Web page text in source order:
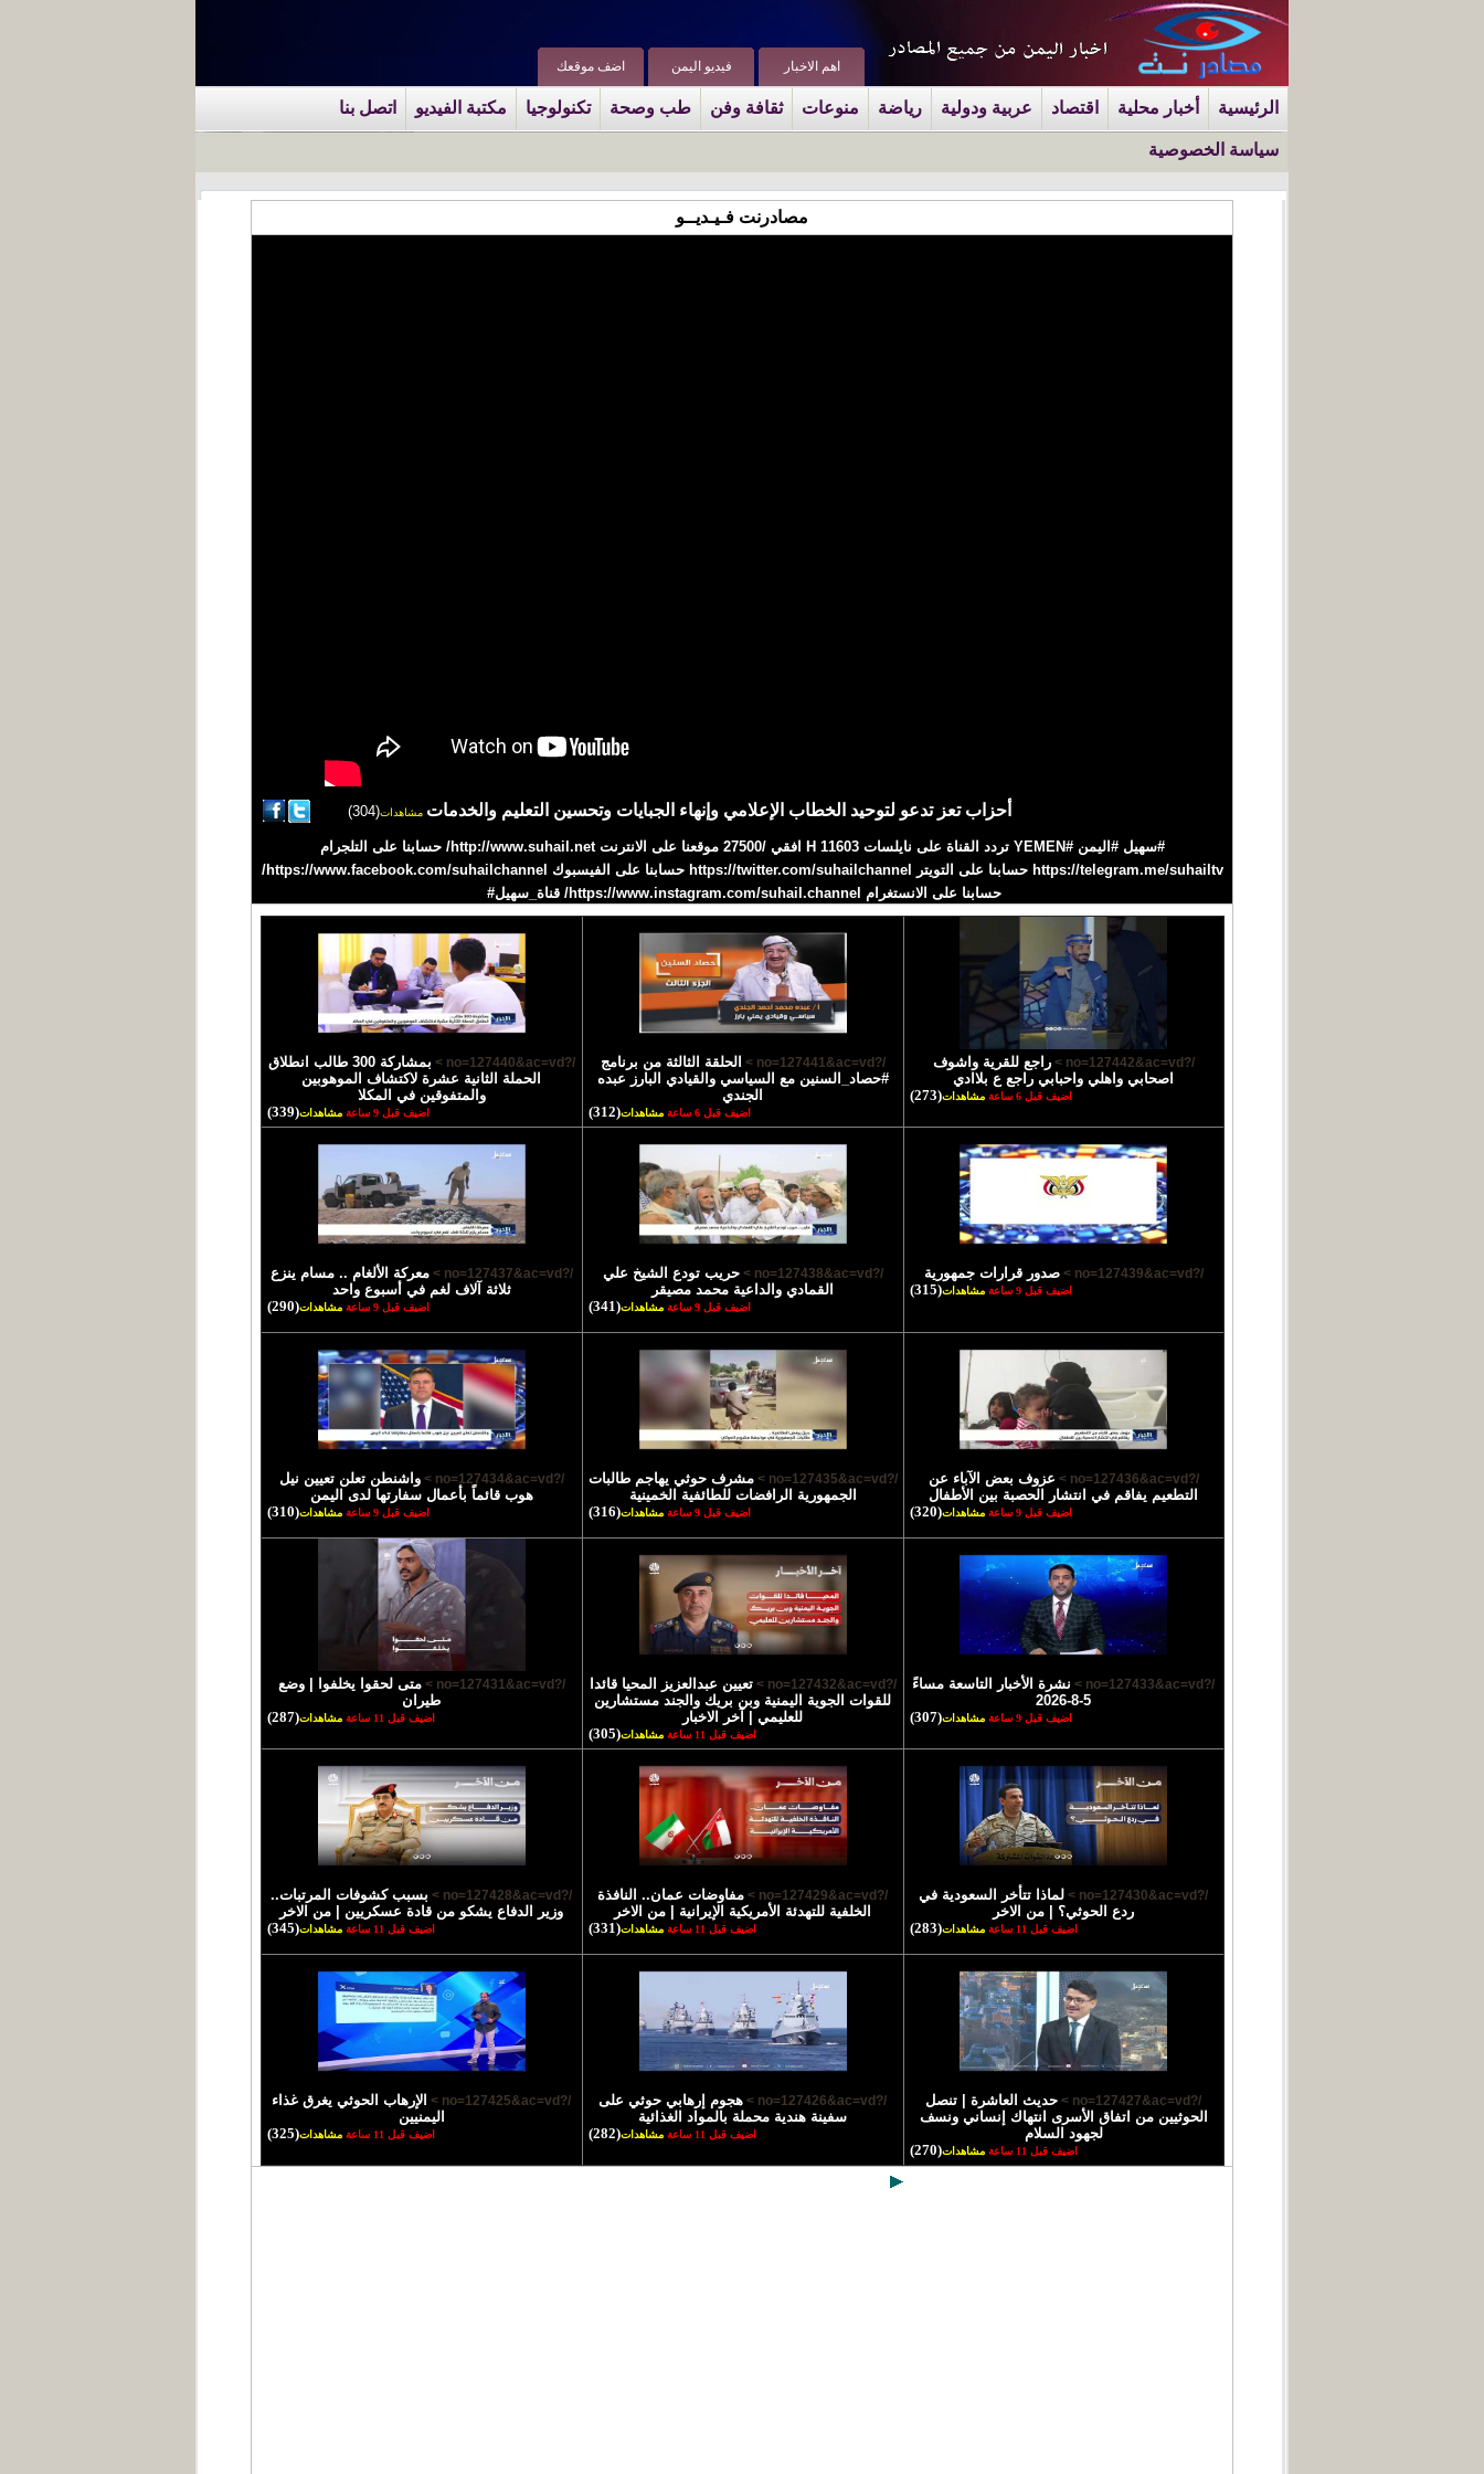
اضف موقعك فيديو اليمن اهم الاخبار
الرئيسية أخبار محلية اقتصاد عربية ودولية رياضة منوعات ثقافة وفن طب وصحة تكنولوجيا مكتبة الفيديو اتصل بنا
سياسة الخصوصية
مصادرنت فـيـديــو
أحزاب تعز تدعو لتوحيد الخطاب الإعلامي وإنهاء الجبايات وتحسين التعليم والخدمات مشاهدات(304)
#سهيل #اليمن #YEMEN تردد القناة على نايلسات 11603 H افقي /27500 موقعنا على الانترنت http://www.suhail.net/ حسابنا على التلجرام
https://telegram.me/suhailtv حسابنا على التويتر https://twitter.com/suhailchannel حسابنا على الفيسبوك https://www.facebook.com/suhailchannel/
حسابنا على الانستغرام https://www.instagram.com/suhail.channel/ قناة_سهيل# ‪
/?no=127442&ac=vd >
راجع للقرية واشوف
اصحابي واهلي واحبابي راجع ع بلاادي
اضيف قبل 6 ساعة مشاهدات(273)
/?no=127441&ac=vd >
الحلقة الثالثة من برنامج
#حصاد_السنين مع السياسي والقيادي البارز عبده
الجندي
اضيف قبل 6 ساعة مشاهدات(312)
/?no=127440&ac=vd >
بمشاركة 300 طالب انطلاق
الحملة الثانية عشرة لاكتشاف الموهوبين
والمتفوقين في المكلا
اضيف قبل 9 ساعة مشاهدات(339)
/?no=127439&ac=vd > صدور قرارات جمهورية
اضيف قبل 9 ساعة مشاهدات(315)
/?no=127438&ac=vd >
حريب تودع الشيخ علي
القمادي والداعية محمد مصيقر
اضيف قبل 9 ساعة مشاهدات(341)
/?no=127437&ac=vd >
معركة الألغام .. مسام ينزع
ثلاثة آلاف لغم في أسبوع واحد
اضيف قبل 9 ساعة مشاهدات(290)
/?no=127436&ac=vd >
عزوف بعض الآباء عن
التطعيم يفاقم في انتشار الحصبة بين الأطفال
اضيف قبل 9 ساعة مشاهدات(320)
/?no=127435&ac=vd >
مشرف حوثي يهاجم طالبات
الجمهورية الرافضات للطائفية الخمينية
اضيف قبل 9 ساعة مشاهدات(316)
/?no=127434&ac=vd >
واشنطن تعلن تعيين نيل
هوب قائماً بأعمال سفارتها لدى اليمن
اضيف قبل 9 ساعة مشاهدات(310)
/?no=127433&ac=vd >
نشرة الأخبار التاسعة مساءً
5-8-2026
اضيف قبل 9 ساعة مشاهدات(307)
/?no=127432&ac=vd >
تعيين عبدالعزيز المحيا قائدا
للقوات الجوية اليمنية وبن بريك والجند مستشارين
للعليمي | آخر الاخبار
اضيف قبل 11 ساعة مشاهدات(305)
/?no=127431&ac=vd >
متى لحقوا يخلفوا | وضع
طيران
اضيف قبل 11 ساعة مشاهدات(287)
/?no=127430&ac=vd >
لماذا تتأخر السعودية في
ردع الحوثي؟ | من الاخر
اضيف قبل 11 ساعة مشاهدات(283)
/?no=127429&ac=vd >
مفاوضات عمان.. النافذة
الخلفية للتهدئة الأمريكية الإيرانية | من الاخر
اضيف قبل 11 ساعة مشاهدات(331)
/?no=127428&ac=vd >
بسبب كشوفات المرتبات..
وزير الدفاع يشكو من قادة عسكريين | من الاخر
اضيف قبل 11 ساعة مشاهدات(345)
/?no=127427&ac=vd >
حديث العاشرة | تنصل
الحوثيين من اتفاق الأسرى انتهاك إنساني ونسف
لجهود السلام
اضيف قبل 11 ساعة مشاهدات(270)
/?no=127426&ac=vd >
هجوم إرهابي حوثي على
سفينة هندية محملة بالمواد الغذائية
اضيف قبل 11 ساعة مشاهدات(282)
/?no=127425&ac=vd >
الإرهاب الحوثي يغرق غذاء
اليمنيين
اضيف قبل 11 ساعة مشاهدات(325)